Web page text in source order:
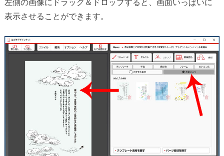
左側の画像にドラッグ＆ドロップすると、画面いっぱいに
表示させることができます。